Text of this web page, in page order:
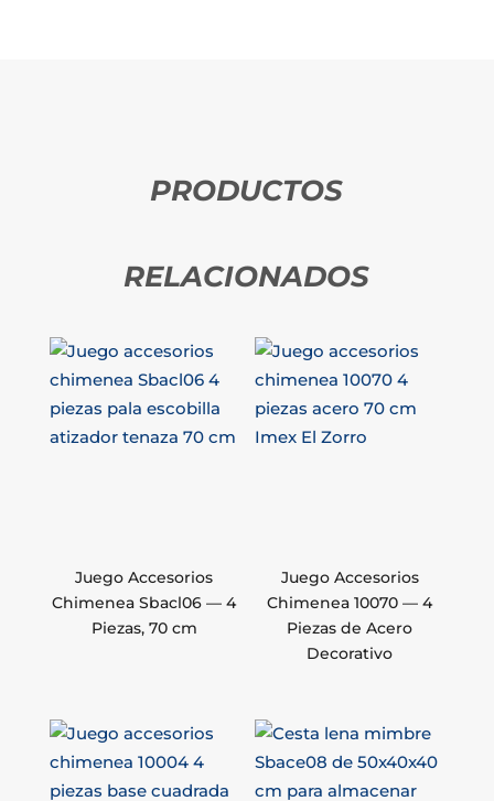
PRODUCTOS
RELACIONADOS
Juego Accesorios
Chimenea Sbacl06 — 4
Piezas, 70 cm
Juego Accesorios
Chimenea 10070 — 4
Piezas de Acero
Decorativo